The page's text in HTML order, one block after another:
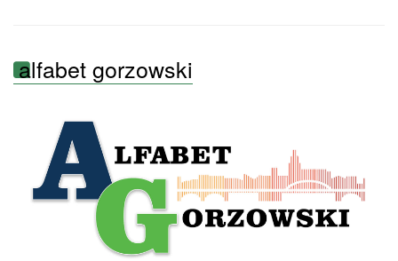
alfabet gorzowski